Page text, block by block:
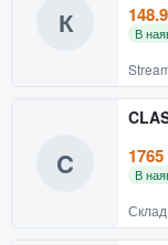
К В
C В